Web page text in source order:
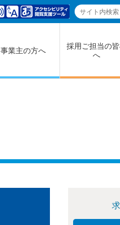
事業主の方へ
採用ご担当の
へ